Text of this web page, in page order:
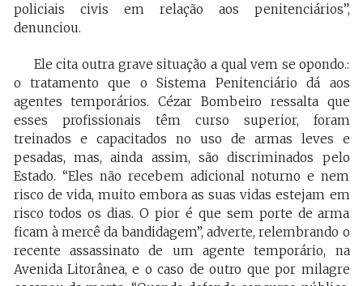
policiais civis em relação aos penitenciários”,
denunciou.
Ele cita outra grave situação a qual vem se opondo.:
o tratamento que o Sistema Penitenciário dá aos
agentes temporários. Cézar Bombeiro ressalta que
esses profissionais têm curso superior, foram
treinados e capacitados no uso de armas leves e
pesadas, mas, ainda assim, são discriminados pelo
Estado. “Eles não recebem adicional noturno e nem
risco de vida, muito embora as suas vidas estejam em
risco todos os dias. O pior é que sem porte de arma
ficam à mercê da bandidagem”, adverte, relembrando o
recente assassinato de um agente temporário, na
Avenida Litorânea, e o caso de outro que por milagre